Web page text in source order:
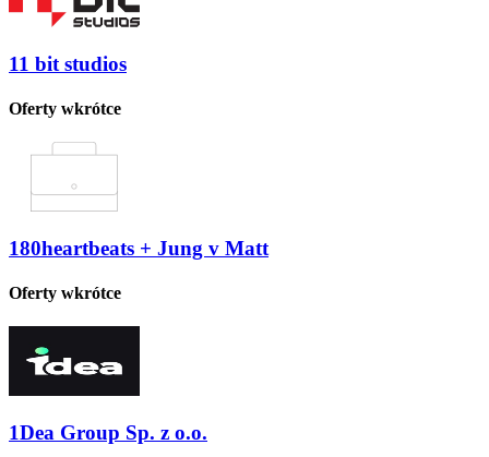
11 bit studios
Oferty wkrótce
180heartbeats + Jung v Matt
Oferty wkrótce
1Dea Group Sp. z o.o.